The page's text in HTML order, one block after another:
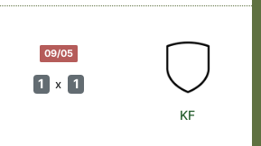
09/05
1 x 1
KF